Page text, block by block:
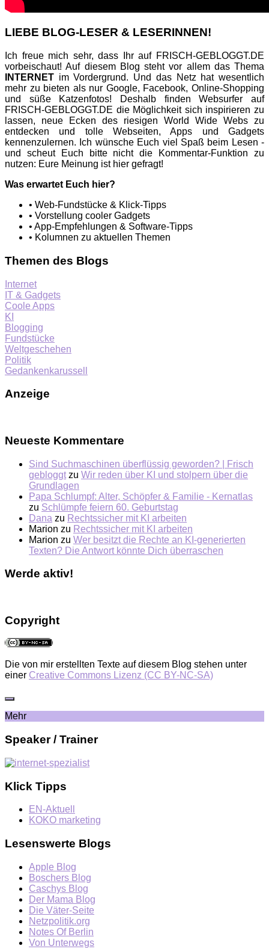
LIEBE BLOG-LESER & LESERINNEN!
Ich freue mich sehr, dass Ihr auf FRISCH-GEBLOGGT.DE
vorbeischaut! Auf diesem Blog steht vor allem das Thema
INTERNET im Vordergrund. Und das Netz hat wesentlich
mehr zu bieten als nur Google, Facebook, Online-Shopping
und süße Katzenfotos! Deshalb finden Websurfer auf
FRISCH-GEBLOGGT.DE die Möglichkeit sich inspirieren zu
lassen, neue Ecken des riesigen World Wide Webs zu
entdecken und tolle Webseiten, Apps und Gadgets
kennenzulernen. Ich wünsche Euch viel Spaß beim Lesen -
und scheut Euch bitte nicht die Kommentar-Funktion zu
nutzen: Eure Meinung ist hier gefragt!
Was erwartet Euch hier?
• Web-Fundstücke & Klick-Tipps
• Vorstellung cooler Gadgets
• App-Empfehlungen & Software-Tipps
• Kolumnen zu aktuellen Themen
Themen des Blogs
Internet
IT & Gadgets
Coole Apps
KI
Blogging
Fundstücke
Weltgeschehen
Politik
Gedankenkarussell
Anzeige
Neueste Kommentare
Sind Suchmaschinen überflüssig geworden? | Frisch
gebloggt zu Wir reden über KI und stolpern über die
Grundlagen
Papa Schlumpf: Alter, Schöpfer & Familie - Kernatlas
zu Schlümpfe feiern 60. Geburtstag
Dana zu Rechtssicher mit KI arbeiten
Marion zu Rechtssicher mit KI arbeiten
Marion zu Wer besitzt die Rechte an KI-generierten
Texten? Die Antwort könnte Dich überraschen
Werde aktiv!
Copyright
Die von mir erstellten Texte auf diesem Blog stehen unter
einer Creative Commons Lizenz (CC BY-NC-SA)
Mehr
Speaker / Trainer
Klick Tipps
EN-Aktuell
KOKO marketing
Lesenswerte Blogs
Apple Blog
Boschers Blog
Caschys Blog
Der Mama Blog
Die Väter-Seite
Netzpolitik.org
Notes Of Berlin
Von Unterwegs